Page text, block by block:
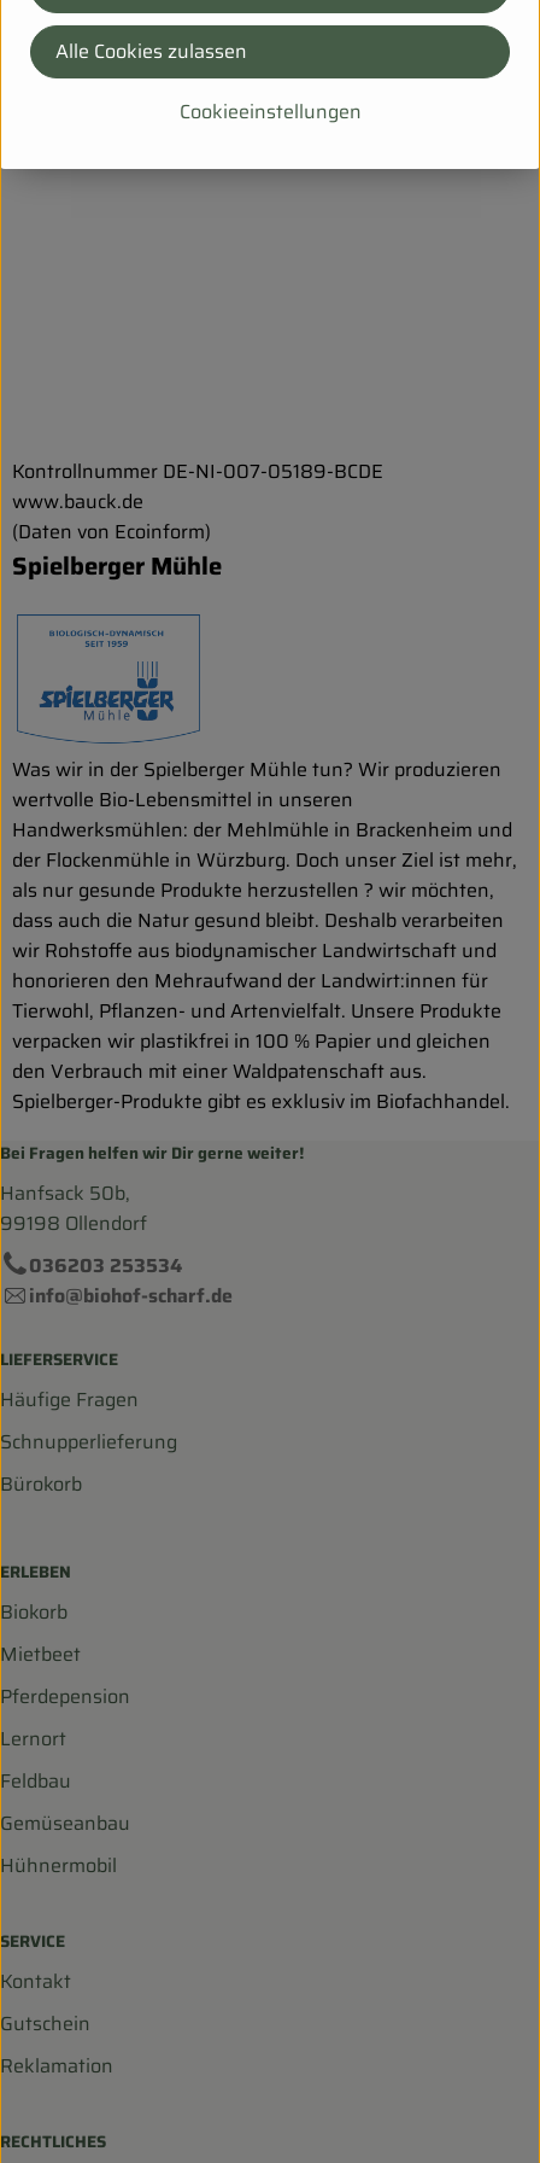
Labor bei.
Kontrollnummer DE-NI-007-05189-BCDE
www.bauck.de
(Daten von Ecoinform)
Spielberger Mühle
Was wir in der Spielberger Mühle tun? Wir produzieren
wertvolle Bio-Lebensmittel in unseren
Handwerksmühlen: der Mehlmühle in Brackenheim und
der Flockenmühle in Würzburg. Doch unser Ziel ist mehr,
als nur gesunde Produkte herzustellen ? wir möchten,
dass auch die Natur gesund bleibt. Deshalb verarbeiten
wir Rohstoffe aus biodynamischer Landwirtschaft und
honorieren den Mehraufwand der Landwirt:innen für
Tierwohl, Pflanzen- und Artenvielfalt. Unsere Produkte
verpacken wir plastikfrei in 100 % Papier und gleichen
den Verbrauch mit einer Waldpatenschaft aus.
Spielberger-Produkte gibt es exklusiv im Biofachhandel.
Bei Fragen helfen wir Dir gerne weiter!
Hanfsack 50b,
99198 Ollendorf
036203 253534
info@biohof-scharf.de
LIEFERSERVICE
Häufige Fragen
Schnupperlieferung
Bürokorb
ERLEBEN
Biokorb
Mietbeet
Pferdepension
Lernort
Feldbau
Gemüseanbau
Hühnermobil
SERVICE
Kontakt
Gutschein
Reklamation
RECHTLICHES
Cookieeinstellungen
Alle Cookies zulassen